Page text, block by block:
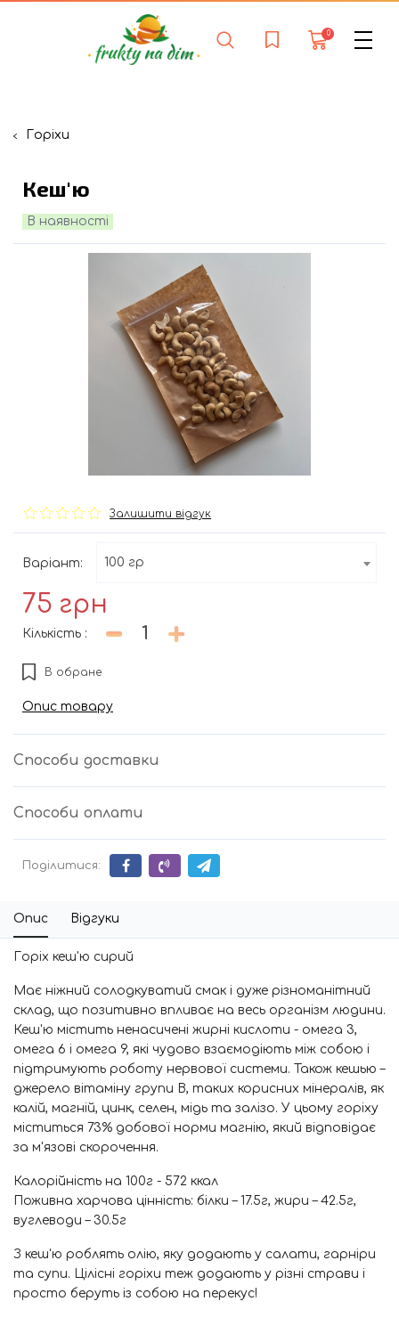
0
Горіхи
Кеш'ю
В наявності
Залишити відгук
Варіант: 100 гр
75 грн
Кількість :
В обране
Опис товару
Способи доставки
Способи оплати
Поділитися:
Опис Відгуки
Горіх кеш'ю сирий
Має ніжний солодкуватий смак і дуже різноманітний
склад, що позитивно впливає на весь організм людини.
Кеш'ю містить ненасичені жирні кислоти - омега 3,
омега 6 і омега 9, які чудово взаємодіють між собою і
підтримують роботу нервової системи. Також кешью –
джерело вітаміну групи В, таких корисних мінералів, як
калій, магній, цинк, селен, мідь та залізо. У цьому горіху
міститься 73% добової норми магнію, який відповідає
за м'язові скорочення.
Калорійність на 100г - 572 ккал
Поживна харчова цінність: білки – 17.5г, жири – 42.5г,
вуглеводи – 30.5г
З кеш'ю роблять олію, яку додають у салати, гарніри
та супи. Цілісні горіхи теж додають у різні страви і
просто беруть із собою на перекус!